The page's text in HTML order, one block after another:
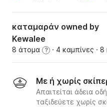
καταμαράν owned by
Kewalee
8 άτομα ? · 4 καμπίνες · 8
Με ή χωρίς
Απαιτείται άδεια
ταξιδεύετε χωρίς